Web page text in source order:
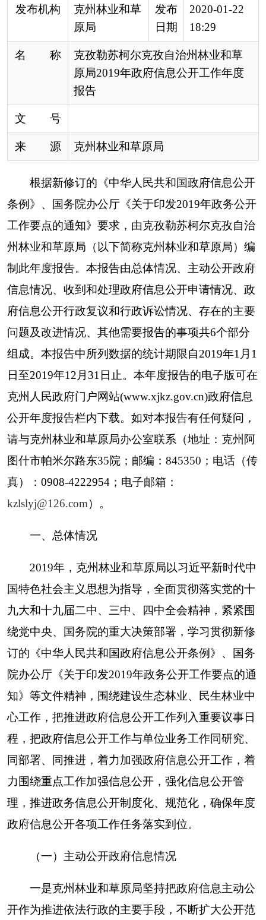
来 源 克州林业和草原局
根据新修订的《中华人民共和国政府信息公开
条例》、
国务院办公厅《关于印发2019年政务公开
》要求，由克孜勒苏柯尔克孜自治
州林业和草原局（以下简称克州林业和草原局）
此年度报告。本报告由
府信息公开行政复议和行政诉讼情况、存在的主要
问题及改进情况、其他需要报告的事项共6个部分
组成。本报告中所列数据的统计期限自2019年1月1
日至201
年12月31日止。本年度报告的电子版可在
克州人民政府门户网站(www.xjkz.gov.cn)政府信息
请与克州林业和草原局办公室联系（地址：克州阿
图什市帕米尔路东 35院；邮编：845350；电话（传
真）：0908-4222954；电子邮箱：
kzlslyj@126.com）。
一、总体情况
2019年，克州林业和草原局以习近平新时代中
国特色社会主义思想为指导，全面贯彻落实党的十
九大和十九届二中、三中、四中全会精神，紧紧围
绕党中央、国务院的重大决策部署，学习贯彻新修
订的
《中华人民共和国政府信息公开条例》、 国务
知》 等文件精神，围绕建设生态林业、民生林业中
心工作，把推进政府信息公开工作列入重要议事日
程，把政府信息公开工作与单位业务工作同研究、
力围绕重点工作加强信息公开，强化信息公开管
政府信息公开各项工作任务落实到位。
一是克州 林业和草原局坚持把政府信息主动公
开作为
推进
依法行政的主要手段，不断扩大公开范
2019年度在克州人民政府门户网站，主动公开各类
政府信息73条，包括文件28条、执行法规条例10
条、行政处罚10条、行政执法16条、结果公示8
条、财务预算及三公经费1条；更新信息3条，包括
领导信息、部门职责、内设机构。二是进一步规范
管结合、优化服务的决策部署，多举措改进审批领
域“放管服”各项工作，2019年克州林业和草原局通
过一体化平台共办理行政许可事项54个，其中：权
批3个，非重点野生动物经营利用驯养繁殖许可8
建设项目临时占用林地和森林经营单位在所经营的
林地范围内修筑直接为林业生产服务的工程设施占